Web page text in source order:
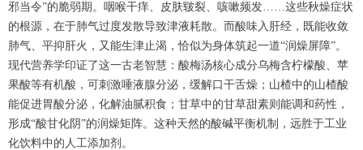
邪当令”的脆弱期。咽喉干痒、皮肤皲裂、咳嗽频发……这些秋燥症状
的根源，在于肺气过度发散导致津液耗散。而酸味入肝经，既能收敛
肺气、平抑肝火，又能生津止渴，恰似为身体筑起一道“润燥屏障”。
现代营养学印证了这一古老智慧：酸梅汤核心成分乌梅含柠檬酸、苹
果酸等有机酸，可刺激唾液腺分泌，缓解口干舌燥；山楂中的山楂酸
能促进胃酸分泌，化解油腻积食；甘草中的甘草甜素则能调和药性，
形成“酸甘化阴”的润燥矩阵。这种天然的酸碱平衡机制，远胜于工业
化饮料中的人工添加剂。